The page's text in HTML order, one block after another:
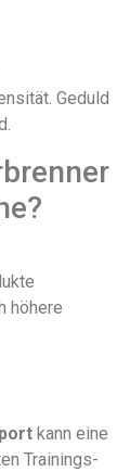
Geduld
höhere
kann eine
Trainings-